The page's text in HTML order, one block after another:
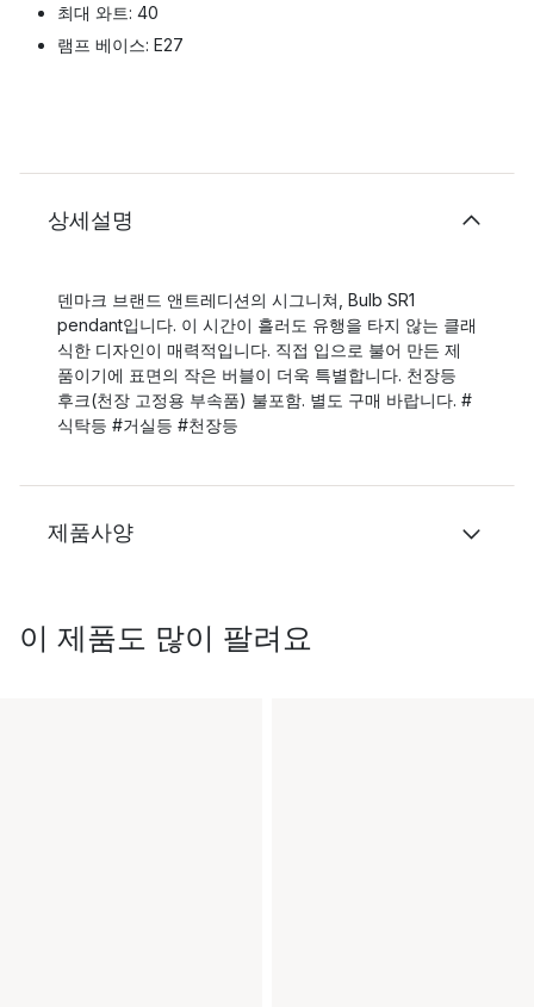
최대 와트: 40
램프 베이스: E27
상세설명
덴마크 브랜드 앤트레디션의 시그니쳐, Bulb SR1
pendant입니다. 이 시간이 흘러도 유행을 타지 않는 클래
식한 디자인이 매력적입니다. 직접 입으로 불어 만든 제
품이기에 표면의 작은 버블이 더욱 특별합니다. 천장등
후크(천장 고정용 부속품) 불포함. 별도 구매 바랍니다. #
식탁등 #거실등 #천장등
제품사양
이 제품도 많이 팔려요